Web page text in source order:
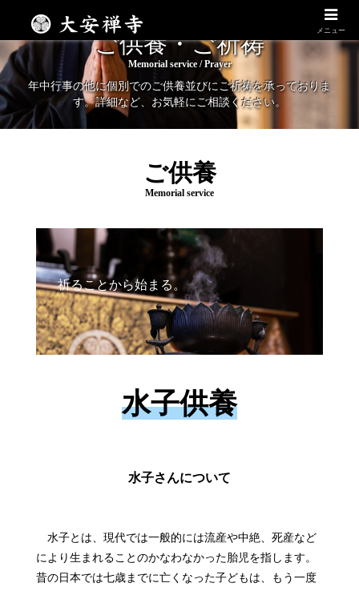
ご供養・ご祈祷
Memorial service / Prayer
年中行事の他に個別でのご供養並びにご祈祷を承っておりま
す。詳細など、お気軽にご相談ください。
ご供養
Memorial service
祈ることから始まる。
水子供養
水子さんについて
水子とは、現代では一般的には流産や中絶、死産など
により生まれることのかなわなかった胎児を指します。
昔の日本では七歳までに亡くなった子どもは、もう一度
メニュー